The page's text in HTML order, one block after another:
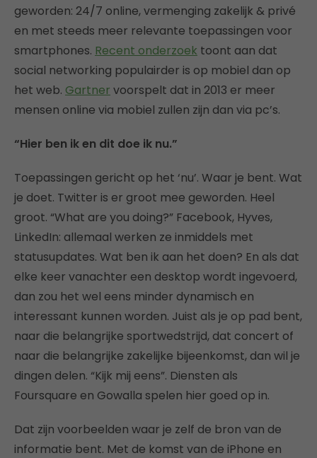
geworden: 24/7 online, vermenging zakelijk & privé
en met steeds meer relevante toepassingen voor
smartphones. Recent onderzoek toont aan dat
social networking populairder is op mobiel dan op
het web. Gartner voorspelt dat in 2013 er meer
mensen online via mobiel zullen zijn dan via pc’s.
“Hier ben ik en dit doe ik nu.”
Toepassingen gericht op het ‘nu’. Waar je bent. Wat
je doet. Twitter is er groot mee geworden. Heel
groot. “What are you doing?” Facebook, Hyves,
LinkedIn: allemaal werken ze inmiddels met
statusupdates. Wat ben ik aan het doen? En als dat
elke keer vanachter een desktop wordt ingevoerd,
dan zou het wel eens minder dynamisch en
interessant kunnen worden. Juist als je op pad bent,
naar die belangrijke sportwedstrijd, dat concert of
naar die belangrijke zakelijke bijeenkomst, dan wil je
dingen delen. “Kijk mij eens”. Diensten als
Foursquare en Gowalla spelen hier goed op in.
Dat zijn voorbeelden waar je zelf de bron van de
informatie bent. Met de komst van de iPhone en